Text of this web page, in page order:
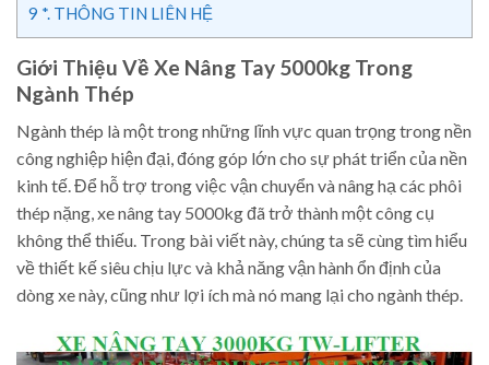
9 *. THÔNG TIN LIÊN HỆ
Giới Thiệu Về Xe Nâng Tay 5000kg Trong
Ngành Thép
Ngành thép là một trong những lĩnh vực quan trọng trong nền
công nghiệp hiện đại, đóng góp lớn cho sự phát triển của nền
kinh tế. Để hỗ trợ trong việc vận chuyển và nâng hạ các phôi
thép nặng, xe nâng tay 5000kg đã trở thành một công cụ
không thể thiếu. Trong bài viết này, chúng ta sẽ cùng tìm hiểu
về thiết kế siêu chịu lực và khả năng vận hành ổn định của
dòng xe này, cũng như lợi ích mà nó mang lại cho ngành thép.